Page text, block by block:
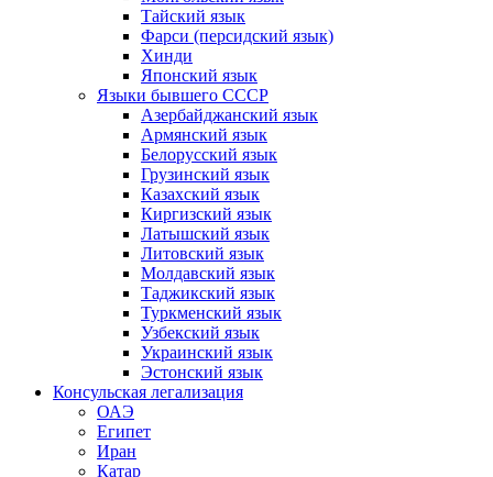
Тайский язык
Фарси (персидский язык)
Хинди
Японский язык
Языки бывшего СССР
Азербайджанский язык
Армянский язык
Белорусский язык
Грузинский язык
Казахский язык
Киргизский язык
Латышский язык
Литовский язык
Молдавский язык
Таджикский язык
Туркменский язык
Узбекский язык
Украинский язык
Эстонский язык
Консульская легализация
ОАЭ
Египет
Иран
Катар